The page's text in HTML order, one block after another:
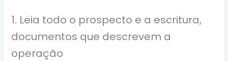
1. Leia todo o prospecto e a escritura,
documentos que descrevem a
operação